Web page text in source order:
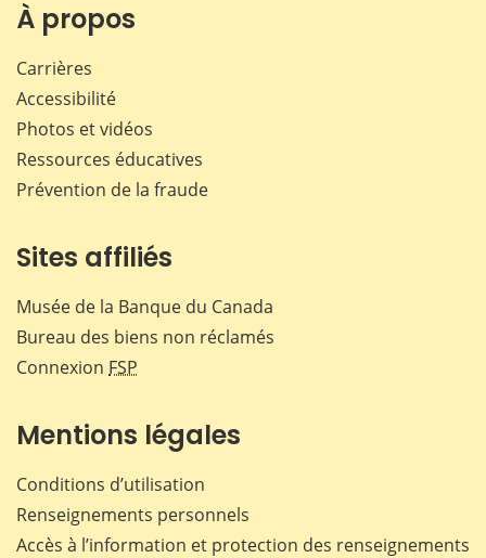
À propos
Carrières
Accessibilité
Photos et vidéos
Ressources éducatives
Prévention de la fraude
Sites affiliés
Musée de la Banque du Canada
Bureau des biens non réclamés
Connexion FSP
Mentions légales
Conditions d’utilisation
Renseignements personnels
Accès à l’information et protection des renseignements